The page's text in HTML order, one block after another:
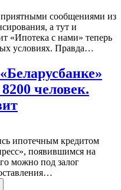
приятными сообщениями из
а тут и
«Ипотека с нами» теперь
условиях. Правда…
человек.
ипотечным кредитом
появившимся на
можно под залог